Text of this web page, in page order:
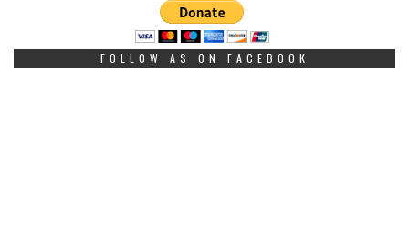
FOLLOW AS ON FACEBOOK